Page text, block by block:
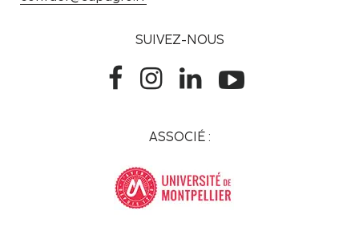
SUIVEZ-NOUS
ASSOCIÉ :